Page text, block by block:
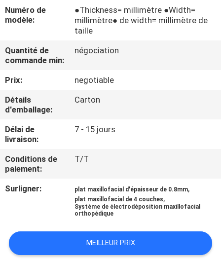
VISITE
DE
QUALITÉ
CONTACTEZ-
NOUS
DEMANDEZ
PLAN
Numéro de
modèle:
●Thickness= millimètre ●Width=
millimètre● de width= millimètre de
taille
Quantité de
commande min:
négociation
Prix:
negotiable
Détails
d'emballage:
Carton
Délai de
livraison:
7 - 15 jours
Conditions de
paiement:
T/T
Surligner: plat maxillofacial d'épaisseur de 0.8mm,
plat maxillofacial de 4 couches,
Système de électrodéposition maxillofacial
orthopédique
MEILLEUR PRIX